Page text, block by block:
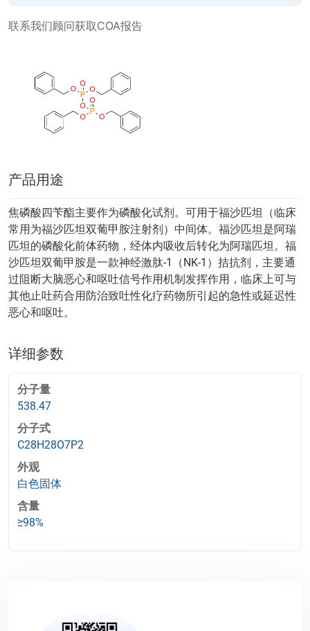
联系我们顾问获取COA报告
产品用途
焦磷酸四苄酯主要作为磷酸化试剂。可用于福沙匹坦（临床
常用为福沙匹坦双葡甲胺注射剂）中间体。福沙匹坦是阿瑞
匹坦的磷酸化前体药物，经体内吸收后转化为阿瑞匹坦。福
沙匹坦双葡甲胺是一款神经激肽-1（NK-1）拮抗剂，主要通
过阻断大脑恶心和呕吐信号作用机制发挥作用，临床上可与
其他止吐药合用防治致吐性化疗药物所引起的急性或延迟性
恶心和呕吐。
详细参数
分子量
538.47
分子式
C28H28O7P2
外观
白色固体
含量
≥98%